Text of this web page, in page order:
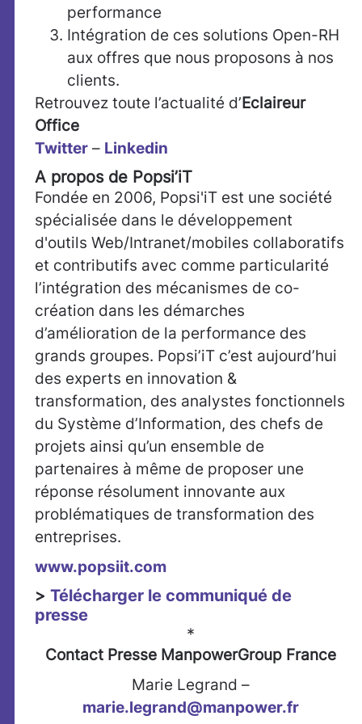
performance
Intégration de ces solutions Open-RH
aux offres que nous proposons à nos
clients.
Retrouvez toute l’actualité d’Eclaireur
Office
Twitter – Linkedin
A propos de Popsi’iT
Fondée en 2006, Popsi'iT est une société
spécialisée dans le développement
d'outils Web/Intranet/mobiles collaboratifs
et contributifs avec comme particularité
l’intégration des mécanismes de co-
création dans les démarches
d’amélioration de la performance des
grands groupes. Popsi’iT c’est aujourd’hui
des experts en innovation &
transformation, des analystes fonctionnels
du Système d’Information, des chefs de
projets ainsi qu’un ensemble de
partenaires à même de proposer une
réponse résolument innovante aux
problématiques de transformation des
entreprises.
www.popsiit.com
> Télécharger le communiqué de
presse
*
Contact Presse ManpowerGroup France
Marie Legrand –
marie.legrand@manpower.fr